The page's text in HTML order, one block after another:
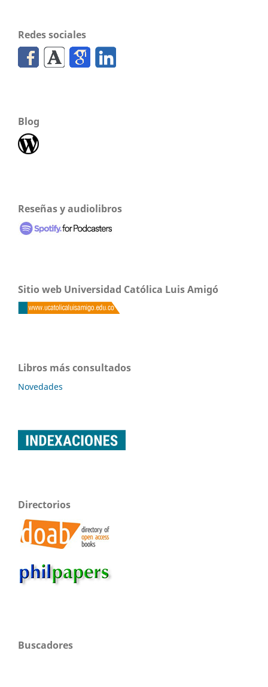
Redes sociales
Blog
Reseñas y audiolibros
Sitio web Universidad Católica Luis Amigó
Libros más consultados
Novedades
Directorios
Buscadores